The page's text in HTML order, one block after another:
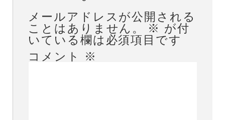
メールアドレスが公開される
ことはありません。
※ が付
いている欄は必須項目です
コメント
※